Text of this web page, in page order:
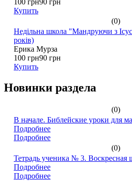
Купить
(0)
Недільна школа "Мандруючи з
років)
Ерика Мурза
100 грн90 грн
Купить
Новинки раздела
(0)
В начале. Библейские уроки для
Подробнее
Подробнее
(0)
Тетрадь ученика № 3. Воскресная
Подробнее
Подробнее